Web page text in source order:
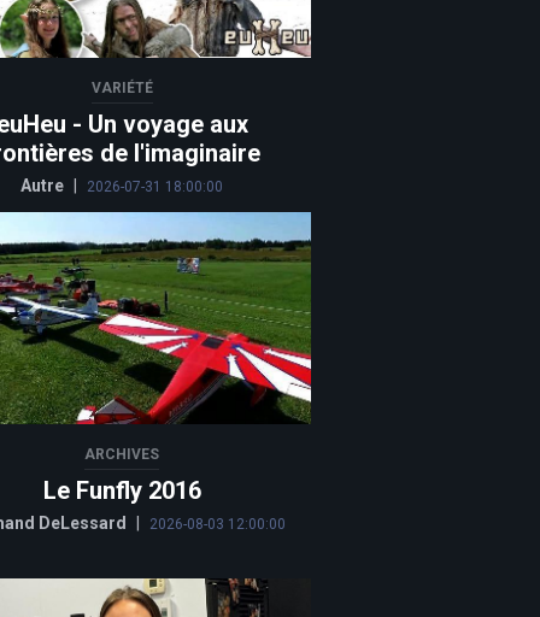
VARIÉTÉ
- Un voyage aux
de l'imaginaire
Autre 2026-07-31 18:00:00
ARCHIVES
Le Funfly 2016
DeLessard 2026-08-03 12:00:00